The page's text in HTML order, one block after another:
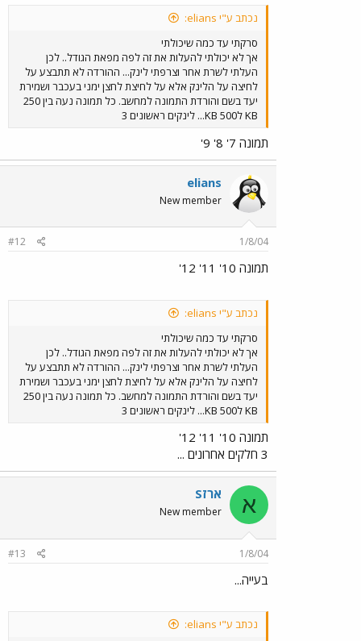
נכתב ע"י elians:
סרקתי עד כמה שיכולתי
אך לא יכולתי להעלות את זה לפה מפאת הגודל.. לכן
העלתי לשרת אחר וצרפתי לינק... ההורדה לא תתבצע על
לחיצה על הלינק אלא על לחיצת לחצן ימני בעכבר ושמירת
יעד בשם והורדת התמונה למחשב. כל תמונה נעה בין 250
KB ל500 KB... לינקים ראשונים 3
תמונה 7' 8' 9'
elians
New member
1/8/04
#12
תמונה 10' 11' 12'
נכתב ע"י elians:
סרקתי עד כמה שיכולתי
אך לא יכולתי להעלות את זה לפה מפאת הגודל.. לכן
העלתי לשרת אחר וצרפתי לינק... ההורדה לא תתבצע על
לחיצה על הלינק אלא על לחיצת לחצן ימני בעכבר ושמירת
יעד בשם והורדת התמונה למחשב. כל תמונה נעה בין 250
KB ל500 KB... לינקים ראשונים 3
תמונה 10' 11' 12'
3 חלקים אחרונים ...
א ארזS
New member
1/8/04
#13
בעייה...
נכתב ע"י elians: